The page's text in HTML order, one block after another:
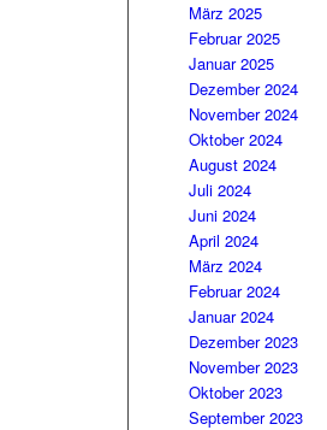
März 2025
Februar 2025
Januar 2025
Dezember 2024
November 2024
Oktober 2024
August 2024
Juli 2024
Juni 2024
April 2024
März 2024
Februar 2024
Januar 2024
Dezember 2023
November 2023
Oktober 2023
September 2023